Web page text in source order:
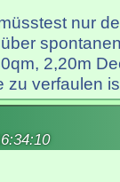
nur
2,20m
verfaulen